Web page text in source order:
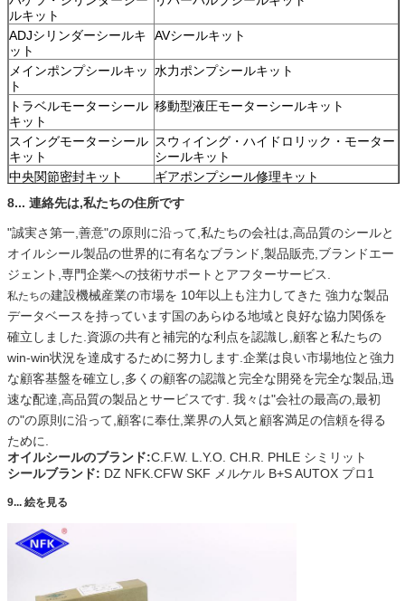
ルキット
ADJシリンダーシールキ
ット
AVシールキット
メインポンプシールキッ
ト
水力ポンプシールキット
トラベルモーターシール
キット
移動型液圧モーターシールキット
スイングモーターシール
キット
スウィイング・ハイドロリック・モーター
シールキット
中央関節密封キット
ギアポンプシール修理キット
パイロットバルブシール
キット
制御バルブシールキット
ギアポンプシール修理キ
ット
8... 連絡先は,私たちの住所です
"誠実さ第一,善意"の原則に沿って,私たちの会社は,高品質のシールと
オイルシール製品の世界的に有名なブランド,製品販売,ブランドエー
ジェント,専門企業への技術サポートとアフターサービス.
私たちの建設機械産業の市場を 10年以上も注力してきた 強力な製品
データベースを持っています国のあらゆる地域と良好な協力関係を
確立しました.資源の共有と補完的な利点を認識し,顧客と私たちの
win-win状況を達成するために努力します.企業は良い市場地位と強力
な顧客基盤を確立し,多くの顧客の認識と完全な開発を完全な製品,迅
速な配達,高品質の製品とサービスです. 我々は"会社の最高の,最初
の"の原則に沿って,顧客に奉仕,業界の人気と顧客満足の信頼を得る
ために.
オイルシールのブランド:C.F.W. L.Y.O. CH.R. PHLE シミリット
シールブランド: DZ NFK.CFW SKF メルケル B+S AUTOX プロ1
9... 絵を見る